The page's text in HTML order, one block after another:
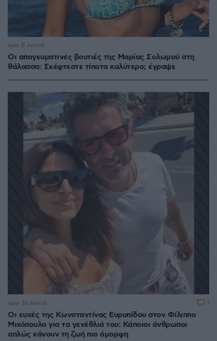
Οι απογευματινές βουτιές της Μαρίας Σολωμού στη
θάλασσα: Σκέφτεστε τίποτα καλύτερο; έγραψε
πριν 8 λεπτά
Οι ευχές της Κωνσταντίνας Ευρυπίδου στον Φίλιππο
Μιχόπουλο για τα γενέθλιά του: Κάποιοι άνθρωποι
απλώς κάνουν τη ζωή πιο όμορφη
πριν 36 λεπτά 1